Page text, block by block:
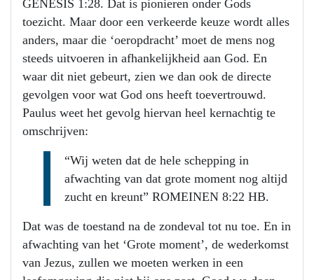
GENESIS 1:28. Dat is pionieren onder Gods
toezicht. Maar door een verkeerde keuze wordt alles
anders, maar die ‘oeropdracht’ moet de mens nog
steeds uitvoeren in afhankelijkheid aan God. En
waar dit niet gebeurt, zien we dan ook de directe
gevolgen voor wat God ons heeft toevertrouwd.
Paulus weet het gevolg hiervan heel kernachtig te
omschrijven:
“Wij weten dat de hele schepping in
afwachting van dat grote moment nog altijd
zucht en kreunt” ROMEINEN 8:22 HB.
Dat was de toestand na de zondeval tot nu toe. En in
afwachting van het ‘Grote moment’, de wederkomst
van Jezus, zullen we moeten werken in een